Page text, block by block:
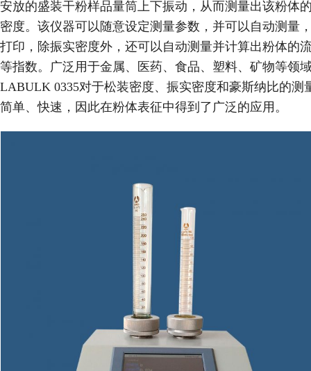
安放的盛装干粉样品量筒上下振动，从而测量出该粉体
密度。该仪器可以随意设定测量参数，并可以自动测量
打印，除振实密度外，还可以自动测量并计算出粉体的
等指数。广泛用于金属、医药、食品、塑料、矿物等领
LABULK 0335对于松装密度、振实密度和豪斯纳比的测
简单、快速，因此在粉体表征中得到了广泛的应用。